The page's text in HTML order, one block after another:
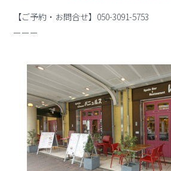
【ご予約・お問合せ】050-3091-5753
ーーー